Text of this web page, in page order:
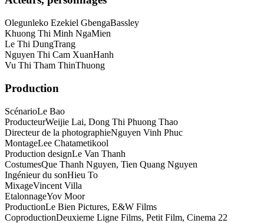
Olegunleko Ezekiel GbengaBassley
Khuong Thi Minh NgaMien
Le Thi DungTrang
Nguyen Thi Cam XuanHanh
Vu Thi Tham ThinThuong
Production
ScénarioLe Bao
ProducteurWeijie Lai, Dong Thi Phuong Thao
Directeur de la photographieNguyen Vinh Phuc
MontageLee Chatametikool
Production designLe Van Thanh
CostumesQue Thanh Nguyen, Tien Quang Nguyen
Ingénieur du sonHieu To
MixageVincent Villa
EtalonnageYov Moor
ProductionLe Bien Pictures, E&W Films
CoproductionDeuxieme Ligne Films, Petit Film, Cinema 22